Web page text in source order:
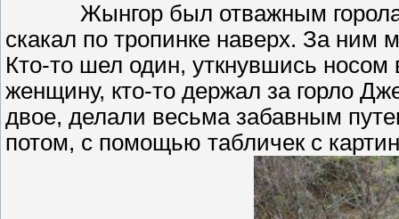
Жынгор был отважным
скакал по тропинке наверх. За ним
Кто-то шел один, уткнувшись
женщину, кто-то держал за горло
двое, делали весьма забавным
потом, с помощью табличек с